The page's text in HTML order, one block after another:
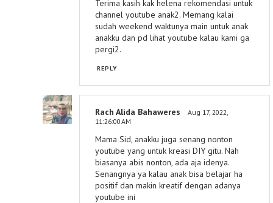
Terima kasih kak helena rekomendasi untuk
channel youtube anak2. Memang kalai
sudah weekend waktunya main untuk anak
anakku dan pd lihat youtube kalau kami ga
pergi2.
REPLY
Rach Alida Bahaweres
Aug 17, 2022,
11:26:00 AM
Mama Sid, anakku juga senang nonton
youtube yang untuk kreasi DIY gitu. Nah
biasanya abis nonton, ada aja idenya.
Senangnya ya kalau anak bisa belajar ha
positif dan makin kreatif dengan adanya
youtube ini